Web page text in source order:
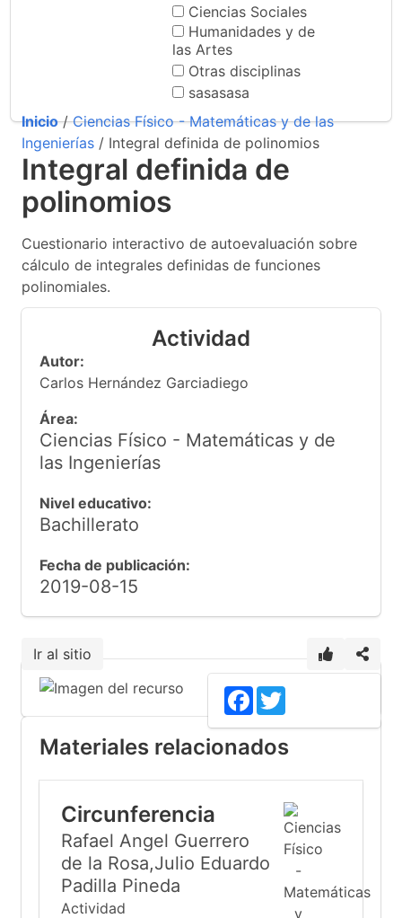
Ciencias Sociales
Humanidades y de
las Artes
Otras disciplinas
sasasasa
Inicio/Ciencias Físico - Matemáticas y de las
Ingenierías / Integral definida de polinomios
Integral definida de
polinomios
Cuestionario interactivo de autoevaluación sobre
cálculo de integrales definidas de funciones
polinomiales.
Actividad
Autor:
Carlos Hernández Garciadiego
Área:
Ciencias Físico - Matemáticas y de
las Ingenierías
Nivel educativo:
Bachillerato
Fecha de publicación:
2019-08-15
Ir al sitio
Facebook
Materiales relacionados
Circunferencia
Rafael Angel Guerrero
de la Rosa,Julio Eduardo
Padilla Pineda
Actividad